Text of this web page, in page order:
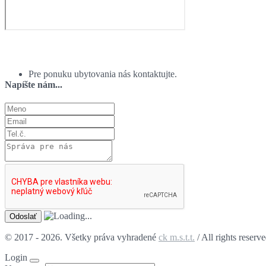
Pre ponuku ubytovania nás kontaktujte.
Napíšte nám...
© 2017 - 2026. Všetky práva vyhradené ck m.s.t.t. / All rights
Login